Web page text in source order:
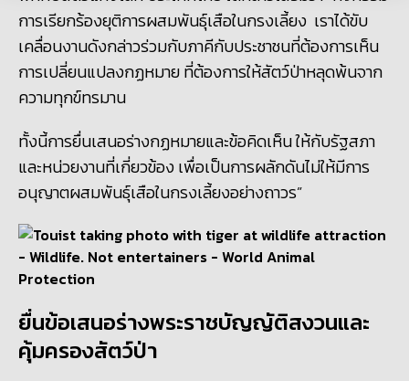
การเรียกร้องยุติการผสมพันธุ์เสือในกรงเลี้ยง เราได้ขับ
เคลื่อนงานดังกล่าวร่วมกับภาคีกับประชาชนที่ต้องการเห็น
การเปลี่ยนแปลงกฏหมาย ที่ต้องการให้สัตว์ป่าหลุดพ้นจาก
ความทุกข์ทรมาน
ทั้งนี้การยื่นเสนอร่างกฏหมายและข้อคิดเห็น ให้กับรัฐสภา
และหน่วยงานที่เกี่ยวข้อง เพื่อเป็นการผลักดันไม่ให้มีการ
อนุญาตผสมพันธุ์เสือในกรงเลี้ยงอย่างถาวร”
ยื่นข้อเสนอร่างพระราชบัญญัติสงวนและ
คุ้มครองสัตว์ป่า